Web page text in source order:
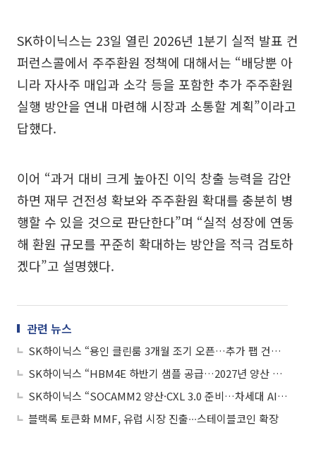
SK하이닉스는 23일 열린 2026년 1분기 실적 발표 컨
퍼런스콜에서 주주환원 정책에 대해서는 “배당뿐 아
니라 자사주 매입과 소각 등을 포함한 추가 주주환원
실행 방안을 연내 마련해 시장과 소통할 계획”이라고
답했다.
이어 “과거 대비 크게 높아진 이익 창출 능력을 감안
하면 재무 건전성 확보와 주주환원 확대를 충분히 병
행할 수 있을 것으로 판단한다”며 “실적 성장에 연동
해 환원 규모를 꾸준히 확대하는 방안을 적극 검토하
겠다”고 설명했다.
관련 뉴스
SK하이닉스 “용인 클린룸 3개월 조기 오픈…추가 팹 건설 계획 없어”
SK하이닉스 “HBM4E 하반기 샘플 공급…2027년 양산 목표”
SK하이닉스 “SOCAMM2 양산·CXL 3.0 준비…차세대 AI 메모리 시장 대응”
블랙록 토큰화 MMF, 유럽 시장 진출∙∙∙스테이블코인 확장